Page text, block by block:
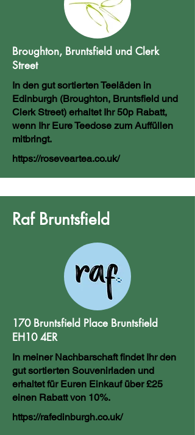
Broughton, Bruntsfield und Clerk
Street
In den gut sortierten Teeläden in
Edinburgh (Broughton, Bruntsfield und
Clerk Street) erhaltet Ihr 50p Rabatt,
wenn Ihr Eure Teedose zum Auffüllen
mitbringt.
https://roseveartea.co.uk/
Raf Bruntsfield
170 Bruntsfield Place Bruntsfield
EH10 4ER
In meiner Nachbarschaft findet Ihr den
gut sortierten Souvenirladen und
erhaltet für Euren Einkauf über £25
einen Rabatt von 10%.
https://rafedinburgh.co.uk/